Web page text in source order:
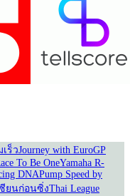
ร็วJourney with EuroGP
To Be OneYamaha R-
DNAPump Speed by
ยนก่อนซิ่งThai League